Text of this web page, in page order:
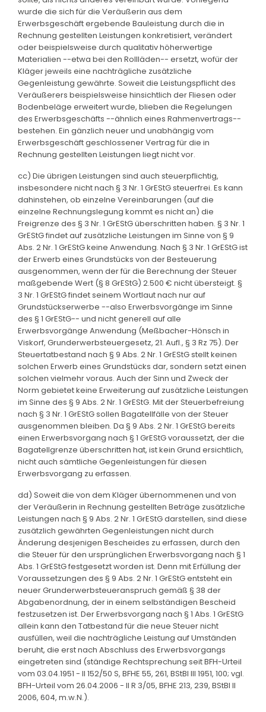
wurde die sich für die Veräußerin aus dem
Erwerbsgeschäft ergebende Bauleistung durch die in
Rechnung gestellten Leistungen konkretisiert, verändert
oder beispielsweise durch qualitativ höherwertige
Materialien --etwa bei den Rollläden-- ersetzt, wofür der
Kläger jeweils eine nachträgliche zusätzliche
Gegenleistung gewährte. Soweit die Leistungspflicht des
Veräußerers beispielsweise hinsichtlich der Fliesen oder
Bodenbeläge erweitert wurde, blieben die Regelungen
des Erwerbsgeschäfts --ähnlich eines Rahmenvertrags--
bestehen. Ein gänzlich neuer und unabhängig vom
Erwerbsgeschäft geschlossener Vertrag für die in
Rechnung gestellten Leistungen liegt nicht vor.
cc) Die übrigen Leistungen sind auch steuerpflichtig,
insbesondere nicht nach § 3 Nr. 1 GrEStG steuerfrei. Es kann
dahinstehen, ob einzelne Vereinbarungen (auf die
einzelne Rechnungslegung kommt es nicht an) die
Freigrenze des § 3 Nr. 1 GrEStG überschritten haben. § 3 Nr. 1
GrEStG findet auf zusätzliche Leistungen im Sinne von § 9
Abs. 2 Nr. 1 GrEStG keine Anwendung. Nach § 3 Nr. 1 GrEStG ist
der Erwerb eines Grundstücks von der Besteuerung
ausgenommen, wenn der für die Berechnung der Steuer
maßgebende Wert (§ 8 GrEStG) 2.500 € nicht übersteigt. §
3 Nr. 1 GrEStG findet seinem Wortlaut nach nur auf
Grundstückserwerbe --also Erwerbsvorgänge im Sinne
des § 1 GrEStG-- und nicht generell auf alle
Erwerbsvorgänge Anwendung (Meßbacher-Hönsch in
Viskorf, Grunderwerbsteuergesetz, 21. Aufl., § 3 Rz 75). Der
Steuertatbestand nach § 9 Abs. 2 Nr. 1 GrEStG stellt keinen
solchen Erwerb eines Grundstücks dar, sondern setzt einen
solchen vielmehr voraus. Auch der Sinn und Zweck der
Norm gebietet keine Erweiterung auf zusätzliche Leistungen
im Sinne des § 9 Abs. 2 Nr. 1 GrEStG. Mit der Steuerbefreiung
nach § 3 Nr. 1 GrEStG sollen Bagatellfälle von der Steuer
ausgenommen bleiben. Da § 9 Abs. 2 Nr. 1 GrEStG bereits
einen Erwerbsvorgang nach § 1 GrEStG voraussetzt, der die
Bagatellgrenze überschritten hat, ist kein Grund ersichtlich,
nicht auch sämtliche Gegenleistungen für diesen
Erwerbsvorgang zu erfassen.
dd) Soweit die von dem Kläger übernommenen und von
der Veräußerin in Rechnung gestellten Beträge zusätzliche
Leistungen nach § 9 Abs. 2 Nr. 1 GrEStG darstellen, sind diese
zusätzlich gewährten Gegenleistungen nicht durch
Änderung desjenigen Bescheides zu erfassen, durch den
die Steuer für den ursprünglichen Erwerbsvorgang nach § 1
Abs. 1 GrEStG festgesetzt worden ist. Denn mit Erfüllung der
Voraussetzungen des § 9 Abs. 2 Nr. 1 GrEStG entsteht ein
neuer Grunderwerbsteueranspruch gemäß § 38 der
Abgabenordnung, der in einem selbständigen Bescheid
festzusetzen ist. Der Erwerbsvorgang nach § 1 Abs. 1 GrEStG
allein kann den Tatbestand für die neue Steuer nicht
ausfüllen, weil die nachträgliche Leistung auf Umständen
beruht, die erst nach Abschluss des Erwerbsvorgangs
eingetreten sind (ständige Rechtsprechung seit BFH-Urteil
vom 03.04.1951 - II 152/50 S, BFHE 55, 261, BStBl III 1951, 100; vgl.
BFH-Urteil vom 26.04.2006 - II R 3/05, BFHE 213, 239, BStBl II
2006, 604, m.w.N.).